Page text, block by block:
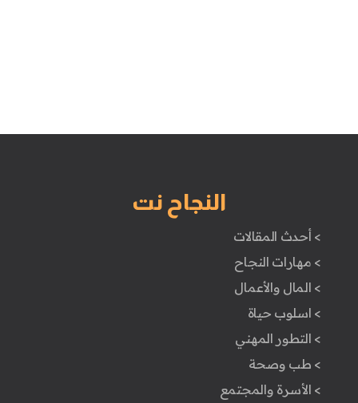
النجاح نت
> أحدث المقالات
> مهارات النجاح
> المال والأعمال
> اسلوب حياة
> التطور المهني
> طب وصحة
> الأسرة والمجتمع